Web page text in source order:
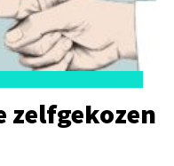
zelfgekozen